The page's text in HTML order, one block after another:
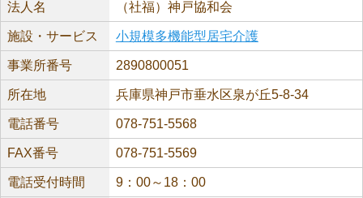
法人名 （社福）神戸協和会
施設・サービス 小規模多機能型居宅介護
事業所番号 2890800051
所在地 兵庫県神戸市垂水区泉が丘5-8-34
電話番号 078-751-5568
FAX番号 078-751-5569
電話受付時間 9：00～18：00